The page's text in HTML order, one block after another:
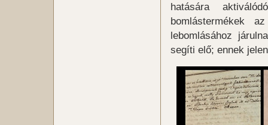
hatására
bomlástermékek
lebomlásához
segíti elő; ennek